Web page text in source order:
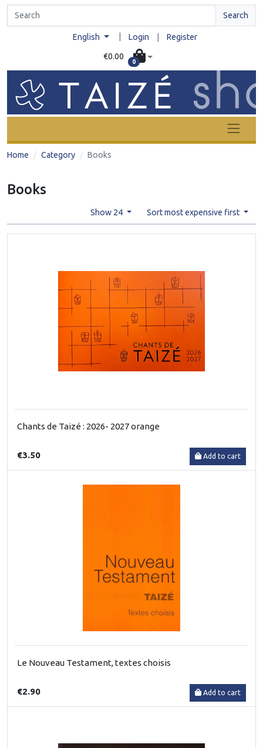
Search
English Login Register
€0.00
0
Home Category Books
Books
Show 24 Sort most expensive first
Chants de Taizé : 2026- 2027 orange
€3.50 Add to cart
Le Nouveau Testament, textes choisis
€2.90 Add to cart